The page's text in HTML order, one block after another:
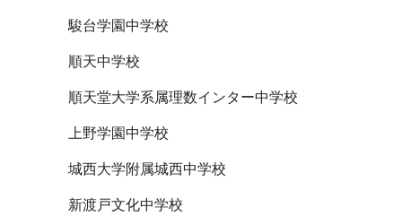
駿台学園中学校
順天中学校
順天堂大学系属理数インター中学校
上野学園中学校
城西大学附属城西中学校
新渡戸文化中学校